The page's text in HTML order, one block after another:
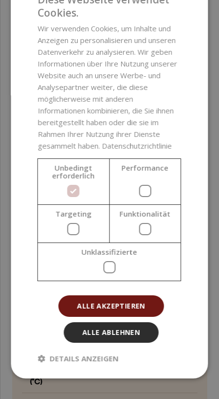
Formulierungsphase Ölphase
Index natürlicher
Inhaltsstoffe (NI ISO
16128)
1,00
Index Inhaltsstoffe
natürlichen
Ursprungs (NOI ISO
16128)
1,00
Qualität
Qualität
Verarbeitungsmethode Kaltpressung
Anwendungsbereich
Gesicht ; Haare ;
Kopfhaut ; Körper
100
Gehalt an
erneuerbarem
Kohlenstoff (RCC) (%)
100
Empfohlene
(°C)
Cookies.
Wir verwenden Cookies, um Inhalte und
Anzeigen zu personalisieren und unseren
Datenverkehr zu analysieren. Wir geben
Informationen über Ihre Nutzung unserer
Website auch an unsere Werbe- und
Analysepartner weiter, die diese
möglicherweise mit anderen
Informationen kombinieren, die Sie ihnen
bereitgestellt haben oder die sie im
Rahmen Ihrer Nutzung ihrer Dienste
gesammelt haben. Datenschutzrichtlinie
Unbedingt
erforderlich
Performance
Targeting Funktionalität
Unklassifizierte
ALLE AKZEPTIEREN
ALLE ABLEHNEN
DETAILS ANZEIGEN